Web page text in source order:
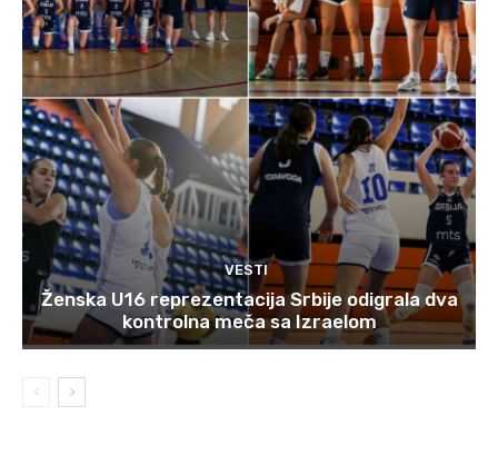
VESTI
Ženska U16 reprezentacija Srbije odigrala dva
kontrolna meča sa Izraelom